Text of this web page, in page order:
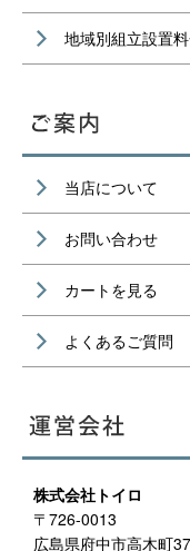
地域別組立設置
当店について
お問い合わせ
カートを見る
よくあるご質問
株式会社トイロ
〒726-0013
広島県府中市高木町